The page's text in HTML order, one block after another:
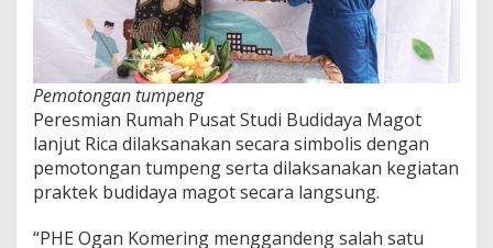
Pemotongan tumpeng
Peresmian Rumah Pusat Studi Budidaya Magot
lanjut Rica dilaksanakan secara simbolis dengan
pemotongan tumpeng serta dilaksanakan kegiatan
praktek budidaya magot secara langsung.
“PHE Ogan Komering menggandeng salah satu